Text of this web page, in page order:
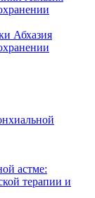
Абхазия
астме:
терапии и